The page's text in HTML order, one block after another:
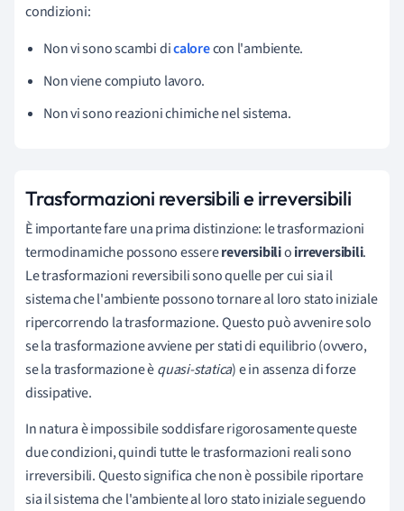
condizioni:
Non vi sono scambi dicalorecon l'ambiente.
Non viene compiuto lavoro.
Non vi sono reazioni chimiche nel sistema.
Trasformazioni reversibili e irreversibili
Èimportante fare una prima distinzione: le trasformazioni
termodinamiche possono esserereversibilioirreversibili.
Le trasformazioni reversibili sono quelle per cui sia il
sistema che l'ambiente possono tornare al loro stato iniziale
ripercorrendo la trasformazione. Questo può avvenire solo
se la trasformazione avviene per stati di equilibrio (ovvero,
se la trasformazione èquasi-statica) e in assenza di forze
dissipative.
In natura è impossibile soddisfare rigorosamente queste
due condizioni, quindi tutte le trasformazioni reali sono
irreversibili. Questo significa che non è possibile riportare
sia il sistema che l'ambiente al loro stato iniziale seguendo